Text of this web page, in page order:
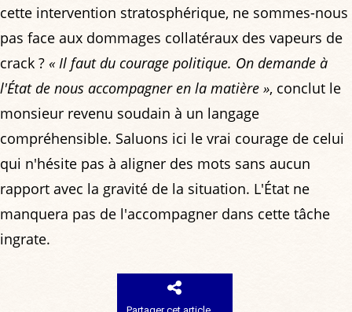
cette intervention stratosphérique, ne sommes-nous
pas face aux dommages collatéraux des vapeurs de
crack ? « Il faut du courage politique. On demande à
l'État de nous accompagner en la matière », conclut le
monsieur revenu soudain à un langage
compréhensible. Saluons ici le vrai courage de celui
qui n'hésite pas à aligner des mots sans aucun
rapport avec la gravité de la situation. L'État ne
manquera pas de l'accompagner dans cette tâche
ingrate.